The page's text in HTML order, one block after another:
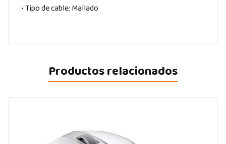
• Tipo de cable: Mallado
Productos relacionados